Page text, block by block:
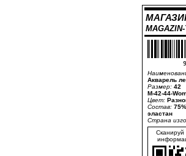
Акварель
Размер: 42
M-42-44-
Цвет:
Состав:
эластан
Страна
Сканируй